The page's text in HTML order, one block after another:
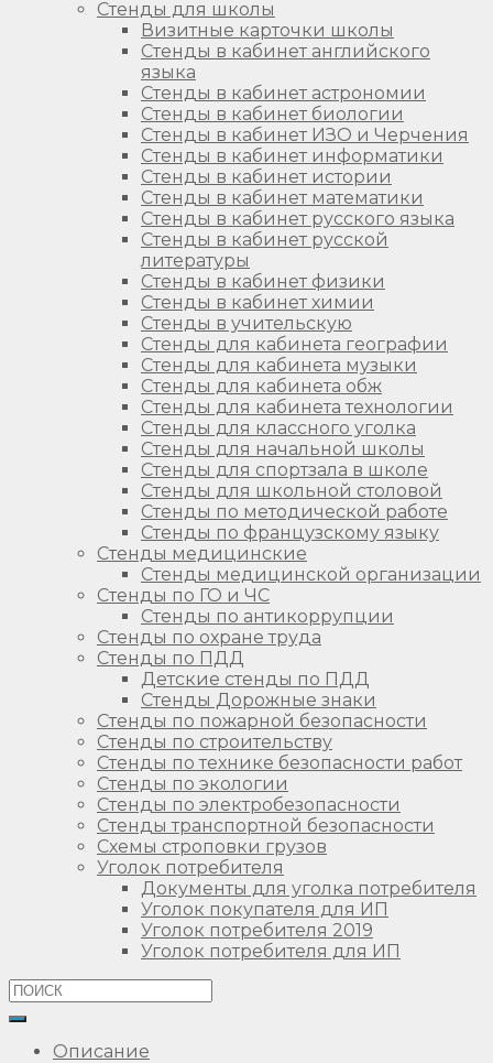
Стенды для школы
Визитные карточки школы
Стенды в кабинет английского
языка
Стенды в кабинет астрономии
Стенды в кабинет биологии
Стенды в кабинет ИЗО и Черчения
Стенды в кабинет информатики
Стенды в кабинет истории
Стенды в кабинет математики
Стенды в кабинет русского языка
Стенды в кабинет русской
литературы
Стенды в кабинет физики
Стенды в кабинет химии
Стенды в учительскую
Стенды для кабинета географии
Стенды для кабинета музыки
Стенды для кабинета обж
Стенды для кабинета технологии
Стенды для классного уголка
Стенды для начальной школы
Стенды для спортзала в школе
Стенды для школьной столовой
Стенды по методической работе
Стенды по французскому языку
Стенды медицинские
Стенды медицинской организации
Стенды по ГО и ЧС
Стенды по антикоррупции
Стенды по охране труда
Стенды по ПДД
Детские стенды по ПДД
Стенды Дорожные знаки
Стенды по пожарной безопасности
Стенды по строительству
Стенды по технике безопасности работ
Стенды по экологии
Стенды по электробезопасности
Стенды транспортной безопасности
Схемы строповки грузов
Уголок потребителя
Документы для уголка потребителя
Уголок покупателя для ИП
Уголок потребителя 2019
Уголок потребителя для ИП
Описание